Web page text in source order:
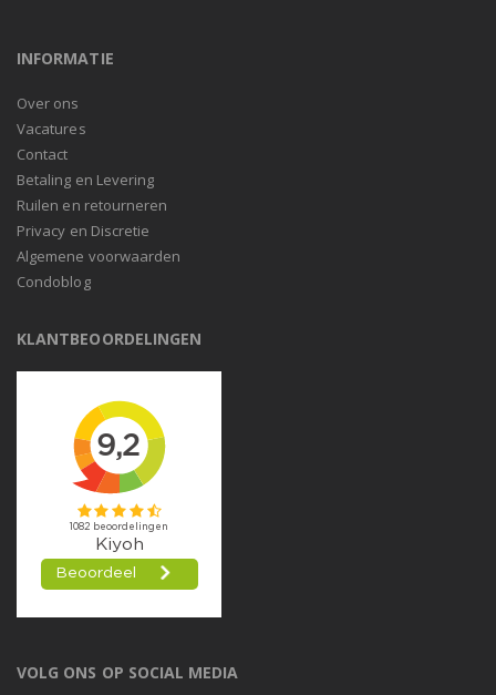
INFORMATIE
Over ons
Vacatures
Contact
Betaling en Levering
Ruilen en retourneren
Privacy en Discretie
Algemene voorwaarden
Condoblog
KLANTBEOORDELINGEN
VOLG ONS OP SOCIAL MEDIA